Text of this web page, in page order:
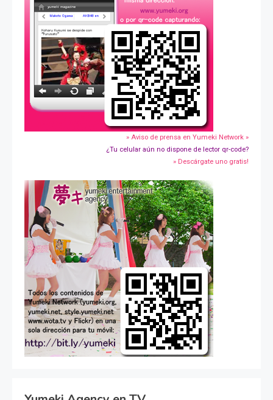
» Aviso de prensa en Yumeki Network »
¿Tu celular aún no dispone de lector qr-code?
» Descárgate uno gratis!